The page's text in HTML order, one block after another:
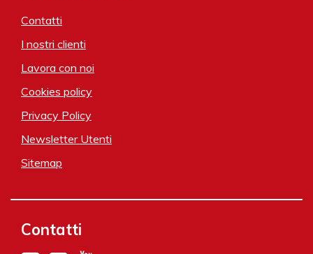
Contatti
I nostri clienti
Lavora con noi
Cookies policy
Privacy Policy
Newsletter Utenti
Sitemap
Contatti